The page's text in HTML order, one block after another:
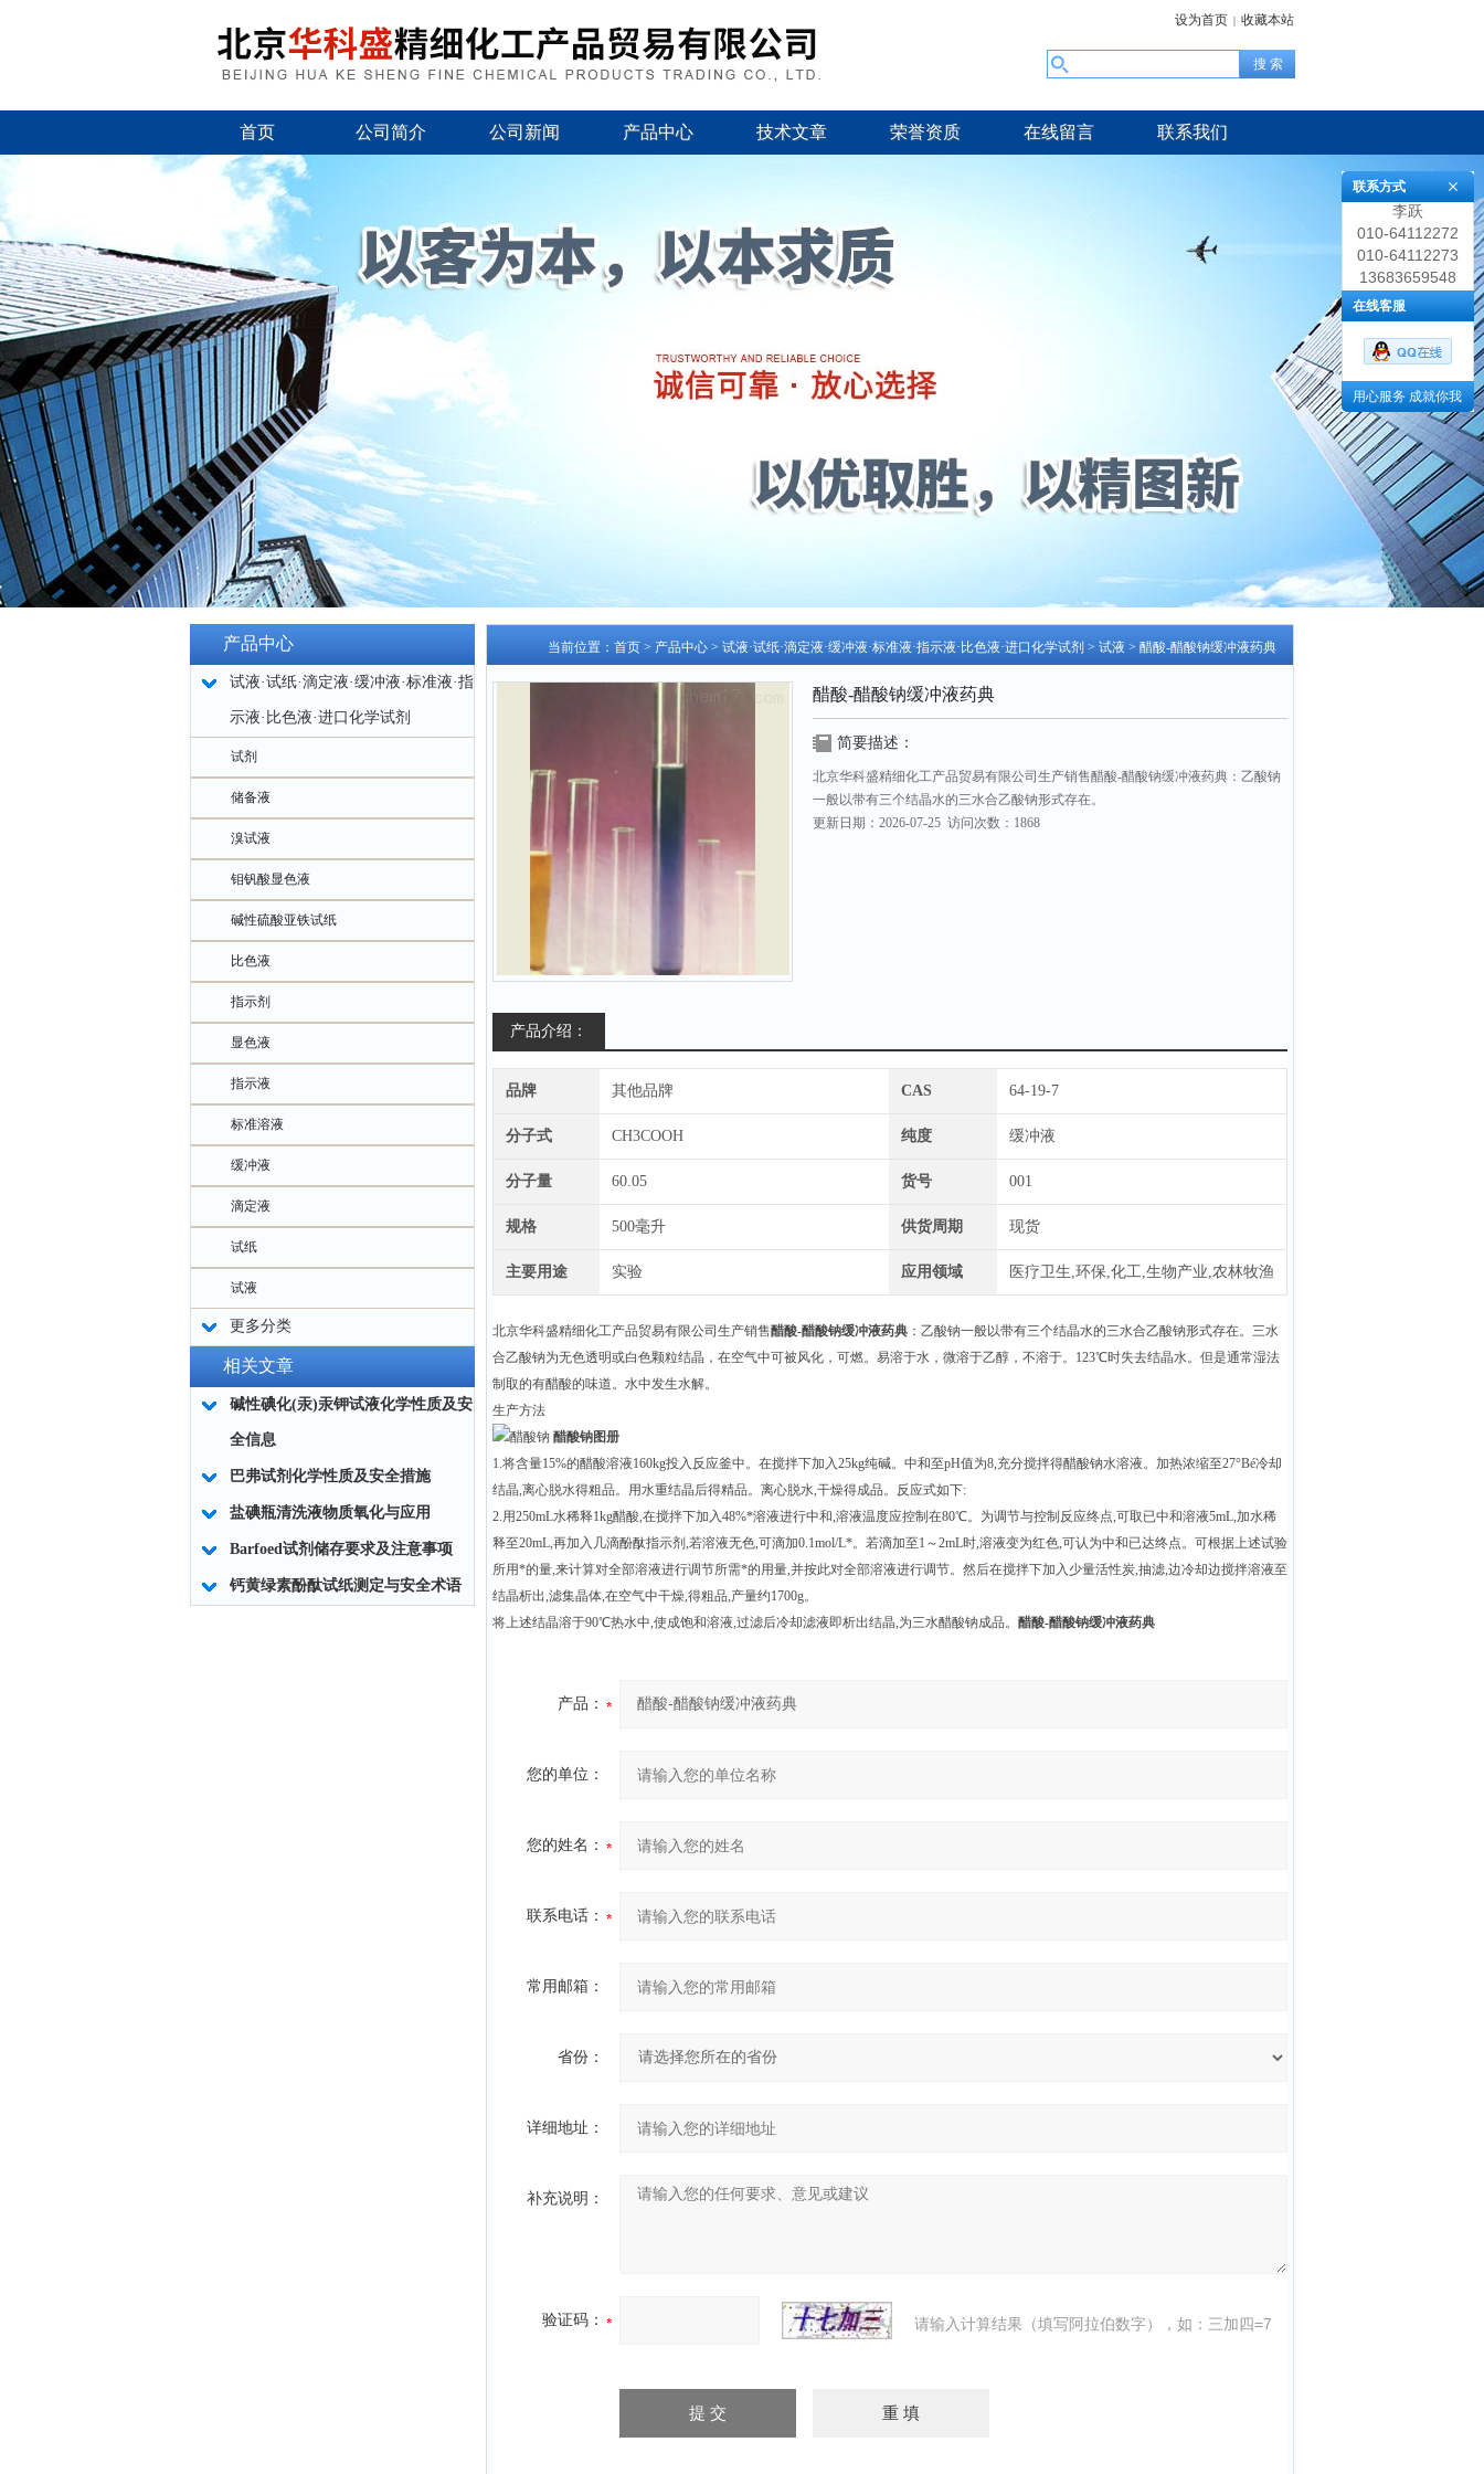
设为首页 | 收藏本站
首页 公司简介 公司新闻 产品中心 技术文章 荣誉资质 在线留言 联系我们
产品中心
试液·试纸·滴定液·缓冲液·标准液·指
示液·比色液·进口化学试剂
试剂
储备液
溴试液
钼钒酸显色液
碱性硫酸亚铁试纸
比色液
指示剂
显色液
指示液
标准溶液
缓冲液
滴定液
试纸
试液
更多分类
相关文章
碱性碘化(汞)汞钾试液化学性质及安
全信息
巴弗试剂化学性质及安全措施
盐碘瓶清洗液物质氧化与应用
Barfoed试剂储存要求及注意事项
钙黄绿素酚酞试纸测定与安全术语
当前位置： 首页 > 产品中心 > 试液·试纸·滴定液·缓冲液·标准液·指示液·比色液·进口化学试剂 > 试液 > 醋酸-醋酸钠缓冲液药典
醋酸-醋酸钠缓冲液药典
简要描述：
北京华科盛精细化工产品贸易有限公司生产销售醋酸-醋酸钠缓冲液药典：乙酸钠
一般以带有三个结晶水的三水合乙酸钠形式存在。
更新日期：2026-07-25 访问次数：1868
产品介绍：
品牌 其他品牌 CAS 64-19-7
分子式 CH3COOH 纯度 缓冲液
分子量 60.05 货号 001
规格 500毫升 供货周期 现货
主要用途 实验 应用领域 医疗卫生,环保,化工,生物产业,农林牧渔
北京华科盛精细化工产品贸易有限公司生产销售醋酸-醋酸钠缓冲液药典 ：乙酸钠一般以带有三个结晶水的三水合乙酸钠形式存在。三水
合乙酸钠为无色透明或白色颗粒结晶，在空气中可被风化，可燃。易溶于水，微溶于乙醇，不溶于。123℃时失去结晶水。但是通常湿法
制取的有醋酸的味道。水中发生水解。
生产方法
醋酸钠图册
1.将含量15%的醋酸溶液160kg投入反应釜中。在搅拌下加入25kg纯碱。中和至pH值为8,充分搅拌得醋酸钠水溶液。加热浓缩至27°Bé冷却
结晶,离心脱水得粗品。用水重结晶后得精品。离心脱水,干燥得成品。反应式如下:
2.用250mL水稀释1kg醋酸,在搅拌下加入48%*溶液进行中和,溶液温度应控制在80℃。为调节与控制反应终点,可取已中和溶液5mL,加水稀
释至20mL,再加入几滴酚酞指示剂,若溶液无色,可滴加0.1mol/L*。若滴加至1～2mL时,溶液变为红色,可认为中和已达终点。可根据上述试验
所用*的量,来计算对全部溶液进行调节所需*的用量,并按此对全部溶液进行调节。然后在搅拌下加入少量活性炭,抽滤,边冷却边搅拌溶液至
结晶析出,滤集晶体,在空气中干燥,得粗品,产量约1700g。
将上述结晶溶于90℃热水中,使成饱和溶液,过滤后冷却滤液即析出结晶,为三水醋酸钠成品。 醋酸-醋酸钠缓冲液药典
产品：
您的单位：
您的姓名：
联系电话：
常用邮箱：
省份：
详细地址：
补充说明：
验证码： 请输入计算结果（填写阿拉伯数字），如：三加四=7
联系方式
李跃
010-64112272
010-64112273
13683659548
在线客服
用心服务 成就你我